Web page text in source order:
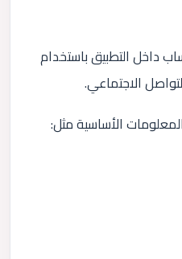
داخل التطبيق باستخدام
الاجتماعي.
الأساسية مثل: